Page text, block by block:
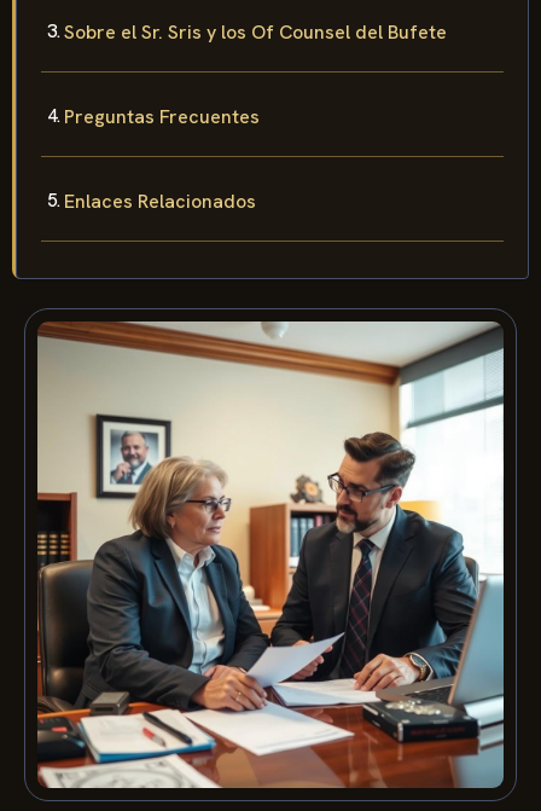
Sobre el Sr. Sris y los Of Counsel del Bufete
Preguntas Frecuentes
Enlaces Relacionados